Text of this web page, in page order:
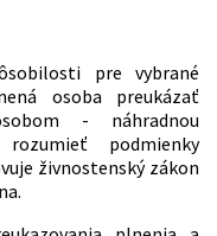
pre vybrané
osoba preukázať
- náhradnou
podmienky
živnostenský zákon